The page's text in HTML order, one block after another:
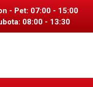
- Pet: 07:00 - 15:00
08:00 - 13:30